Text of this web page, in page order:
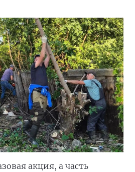
акция, а часть